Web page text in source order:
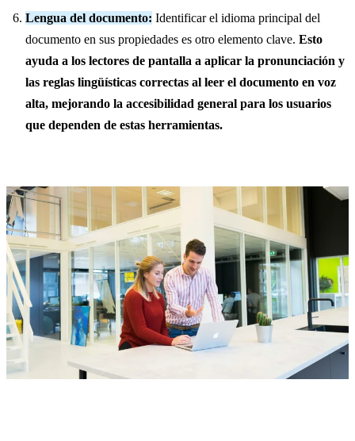
Lengua del documento: Identificar el idioma principal del
documento en sus propiedades es otro elemento clave. Esto
ayuda a los lectores de pantalla a aplicar la pronunciación y
las reglas lingüísticas correctas al leer el documento en voz
alta, mejorando la accesibilidad general para los usuarios
que dependen de estas herramientas.